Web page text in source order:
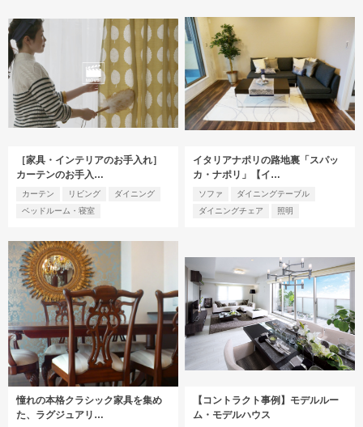
［家具・インテリアのお手入れ］
カーテンのお手入…
カーテン リビング
ダイニング
ベッドルーム・寝室
イタリアナポリの路地裏「スパッ
カ・ナポリ」【イ…
ソファ
ダイニングテーブル
ダイニングチェア
照明
憧れの本格クラシック家具を集め
た、ラグジュアリ…
【コントラクト事例】モデルルー
ム・モデルハウス